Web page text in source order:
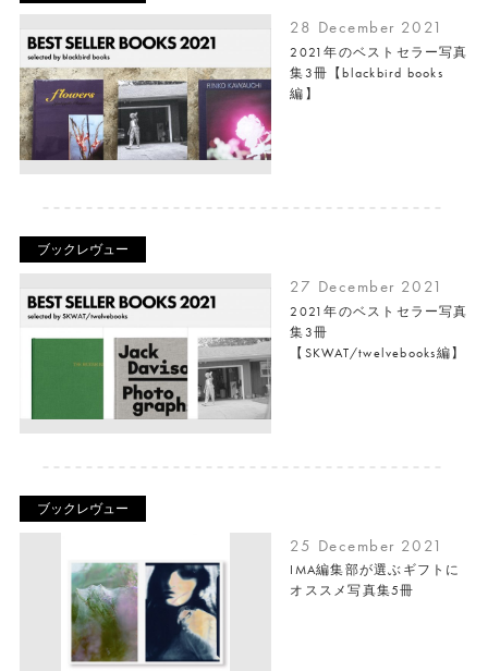
28 December 2021
2021年のベストセラー写真
集3冊【blackbird books
編】
ブックレヴュー
27 December 2021
2021年のベストセラー写真
集3冊
【SKWAT/twelvebooks編】
ブックレヴュー
25 December 2021
IMA編集部が選ぶギフトに
オススメ写真集5冊